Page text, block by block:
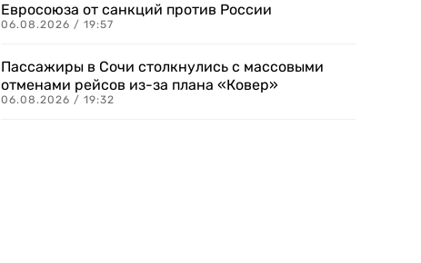
Евросоюза от санкций против России
06.08.2026 / 19:57
Пассажиры в Сочи столкнулись с массовыми
отменами рейсов из-за плана «Ковер»
06.08.2026 / 19:32